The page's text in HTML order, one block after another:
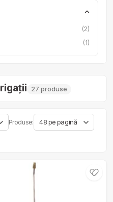
(2)
(1)
27 produse
Produse: